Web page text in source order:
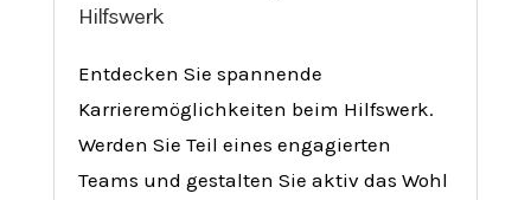
Hilfswerk
Entdecken Sie spannende
Karrieremöglichkeiten beim Hilfswerk.
Werden Sie Teil eines engagierten
Teams und gestalten Sie aktiv das Wohl